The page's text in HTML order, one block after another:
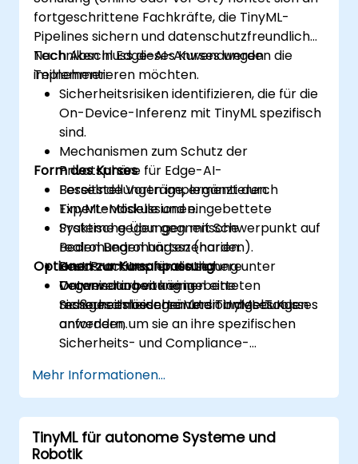
fortgeschrittene Fachkräfte, die TinyML-
Pipelines sichern und datenschutzfreundliche
Techniken in Edge-AI-Anwendungen
implementieren möchten.
Nach Abschluss dieses Kurses werden die
Teilnehmer:
Sicherheitsrisiken identifizieren, die für die
On-Device-Inferenz mit TinyML spezifisch
sind.
Mechanismen zum Schutz der
Privatsphäre für Edge-AI-
Bereitstellungen implementieren.
TinyML-Modelle und eingebettete
Systeme gegen gegnerische
Bedrohungen härten (harden).
Best Practices für die sichere
Datenverarbeitung in
ressourcenbeschränkten Umgebungen
anwenden.
Form des Kurses
Fesselnde Vorträge, ergänzt durch
Expertendiskussionen.
Praktische Übungen mit Schwerpunkt auf
realen Bedrohungsszenarien.
Hands-on-Implementierung unter
Verwendung von eingebetteten
Sicherheitslösungen und TinyML-Tools.
Optionen zur Kursanpassung
Organisationen können eine
maßgeschneiderte Version dieses Kurses
anfordern, um sie an ihre spezifischen
Sicherheits- und Compliance-
Mehr Informationen...
TinyML für autonome Systeme und
Robotik